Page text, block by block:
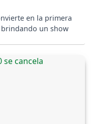
en la primera
un show